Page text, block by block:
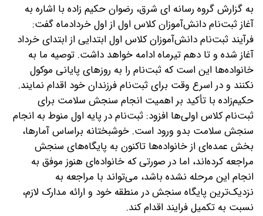
به گزارش گروه رسانه ای شرق، رضوان حکیم زاده با اشاره به
آغاز ثبت‌نام دانش‌آموزان کلاس اول از اول خردادماه گفت:
فرآیند ثبت‌نام دانش‌آموزان کلاس اول ابتدایی از ابتدای خرداد
آغاز شده و تا دهم تیرماه ادامه خواهد داشت. توصیه ما به
خانواده‌ها این است که ثبت‌نام را به روزهای پایانی موکول
نکنند و در اسرع وقت برای ثبت‌نام فرزندان خود اقدام نمایند.
حکیم‌زاده با تأکید بر اهمیت انجام سنجش سلامت برای
ثبت‌نام کلاس اولی‌ها افزود: ثبت‌نام در پایه اول منوط به انجام
سنجش سلامت بدو ورود است. خوشبختانه براساس آمارها،
بخش عمده‌ای از خانواده‌ها تاکنون به پایگاه‌های سنجش
مراجعه کرده‌اند، اما در صورتی که خانواده‌ای هنوز موفق به
انجام این مرحله نشده باشد، می‌تواند با مراجعه به
نزدیک‌ترین پایگاه سنجش در منطقه خود و ارائه مدارک لازم،
نسبت به تکمیل فرایند اقدام کند.